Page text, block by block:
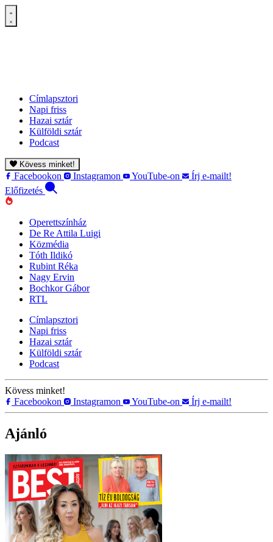
Címlapsztori
Napi friss
Hazai sztár
Külföldi sztár
Podcast
Kövess minket!
Facebookon Instagramon YouTube-on
Írj e-mailt!
Előfizetés
Operettszínház
De Re Attila Luigi
Közmédia
Tóth Ildikó
Rubint Réka
Nagy Ervin
Bochkor Gábor
RTL
Címlapsztori
Napi friss
Hazai sztár
Külföldi sztár
Podcast
Kövess minket!
Facebookon
Instagramon YouTube-on Írj e-mailt!
Ajánló